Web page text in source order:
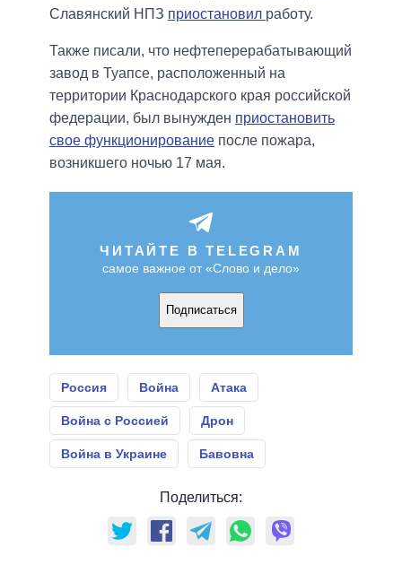
Славянский НПЗ приостановил работу.
Также писали, что нефтеперерабатывающий
завод в Туапсе, расположенный на
территории Краснодарского края российской
федерации, был вынужден приостановить
свое функционирование после пожара,
возникшего ночью 17 мая.
ЧИТАЙТЕ В TELEGRAM
самое важное от «Слово и дело»
Подписаться
Россия Война Атака
Война с Россией Дрон
Война в Украине Бавовна
Поделиться: